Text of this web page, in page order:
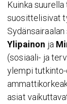
Kuinka
suosittelisivat
Ylipainon ja
(sosiaali- ja
ylempi
asiat